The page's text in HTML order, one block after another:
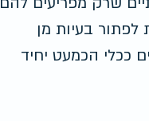
בעיות מן
ככלי הכמעט יחיד